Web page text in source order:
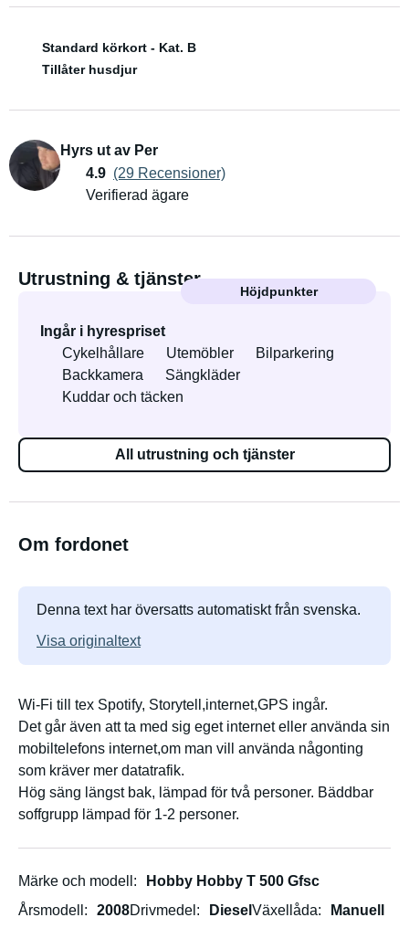
Standard körkort - Kat. B
Tillåter husdjur
Hyrs ut av Per
4.9 (29 Recensioner)
Verifierad ägare
Utrustning & tjänster
Höjdpunkter
Ingår i hyrespriset
Cykelhållare
Utemöbler
Bilparkering
Backkamera
Sängkläder
Kuddar och täcken
All utrustning och tjänster
Om fordonet
Denna text har översatts automatiskt från svenska.
Visa originaltext
Wi-Fi till tex Spotify, Storytell,internet,GPS ingår.
Det går även att ta med sig eget internet eller använda sin
mobiltelefons internet,om man vill använda någonting
som kräver mer datatrafik.
Hög säng längst bak, lämpad för två personer. Bäddbar
soffgrupp lämpad för 1-2 personer.
Märke och modell
Hobby Hobby T 500 Gfsc
Årsmodell
2008Drivmedel Diesel Växellåda
Manuell